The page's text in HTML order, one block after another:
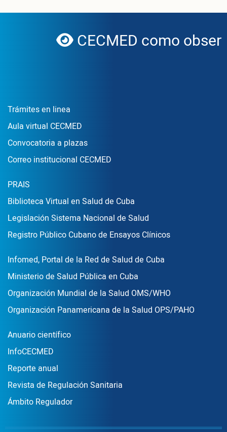
globe
CECMED como
Enlace Footer1
Trámites en linea
Aula virtual CECMED
Convocatoria a plazas
Correo institucional CECMED
Enlace Footer2
PRAIS
Biblioteca Virtual en Salud de Cuba
Legislación Sistema Nacional de Salud
Registro Público Cubano de Ensayos Clínicos
Enlace Footer3
Infomed, Portal de la Red de Salud de Cuba
Ministerio de Salud Pública en Cuba
Organización Mundial de la Salud OMS/WHO
Organización Panamericana de la Salud OPS/PAHO
Publicaciones
Anuario científico
InfoCECMED
Reporte anual
Revista de Regulación Sanitaria
Ámbito Regulador